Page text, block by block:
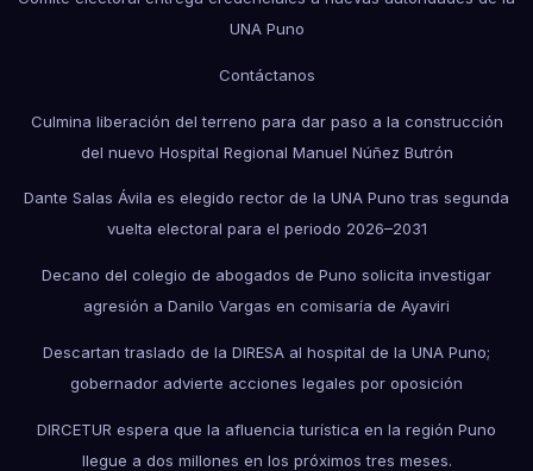
UNA Puno
Contáctanos
Culmina liberación del terreno para dar paso a la construcción
del nuevo Hospital Regional Manuel Núñez Butrón
Dante Salas Ávila es elegido rector de la UNA Puno tras segunda
vuelta electoral para el periodo 2026–2031
Decano del colegio de abogados de Puno solicita investigar
agresión a Danilo Vargas en comisaría de Ayaviri
Descartan traslado de la DIRESA al hospital de la UNA Puno;
gobernador advierte acciones legales por oposición
DIRCETUR espera que la afluencia turística en la región Puno
llegue a dos millones en los próximos tres meses.